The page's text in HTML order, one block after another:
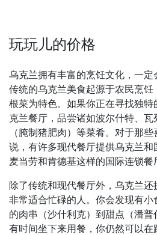
玩玩儿的价格
乌克兰拥有丰富的烹饪文化，一定
传统的乌克兰美食起源于农民烹
根菜为特色。如果你正在寻找独
克兰餐厅，品尝诸如波尔什特、
（腌制猪肥肉）等菜肴。对于那
说，有许多现代餐厅提供乌克兰
麦当劳和肯德基这样的国际连锁餐
除了传统和现代餐厅外，乌克兰还
非常适合忙碌的人。你会发现有
的肉串（沙什利克）到甜点（潘
有时间坐下来用餐，你仍然可以